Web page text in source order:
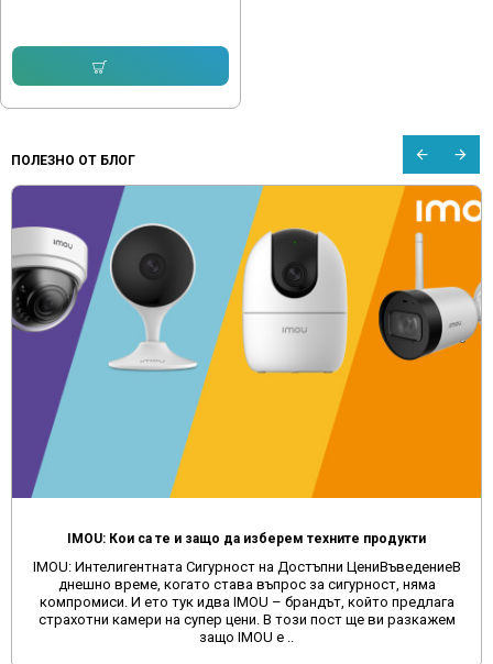
ПОЛЕЗНО ОТ БЛОГ
IMOU: Кои са те и защо да изберем техните продукти
IMOU: Интелигентната Сигурност на Достъпни ЦениВъведениеВ
днешно време, когато става въпрос за сигурност, няма
компромиси. И ето тук идва IMOU – брандът, който предлага
страхотни камери на супер цени. В този пост ще ви разкажем
защо IMOU е ..